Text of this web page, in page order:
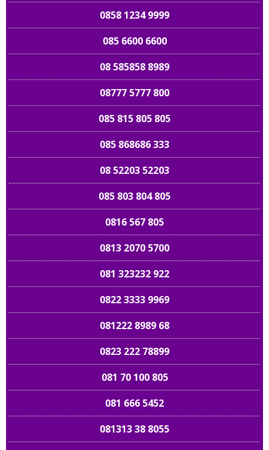
0858 1234 9999
085 6600 6600
08 585858 8989
08777 5777 800
085 815 805 805
085 868686 333
08 52203 52203
085 803 804 805
0816 567 805
0813 2070 5700
081 323232 922
0822 3333 9969
081222 8989 68
0823 222 78899
081 70 100 805
081 666 5452
081313 38 8055